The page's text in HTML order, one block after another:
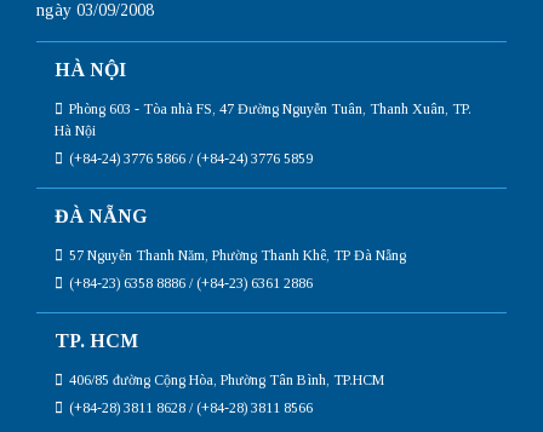
ngày 03/09/2008
HÀ NỘI
Phòng 603 - Tòa nhà FS, 47 Đường Nguyễn Tuân, Thanh Xuân, TP.
Hà Nội
(+84-24) 3776 5866 / (+84-24) 3776 5859
ĐÀ NẴNG
57 Nguyễn Thanh Năm, Phường Thanh Khê, TP Đà Nẵng
(+84-23) 6358 8886 / (+84-23) 6361 2886
TP. HCM
406/85 đường Cộng Hòa, Phường Tân Bình, TP.HCM
(+84-28) 3811 8628 / (+84-28) 3811 8566